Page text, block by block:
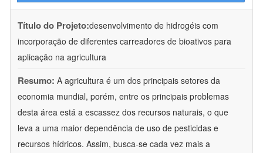
Título do Projeto:desenvolvimento de hidrogéis com
incorporação de diferentes carreadores de bioativos para
aplicação na agricultura
Resumo: A agricultura é um dos principais setores da
economia mundial, porém, entre os principais problemas
desta área está a escassez dos recursos naturais, o que
leva a uma maior dependência de uso de pesticidas e
recursos hídricos. Assim, busca-se cada vez mais a